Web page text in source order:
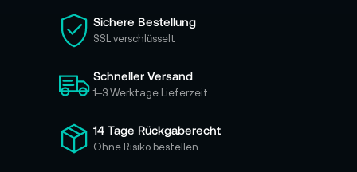
i
e
s
c
h
ü
r
u
Sichere Bestellung
SSL verschlüsselt
Schneller Versand
1–3 Werktage Lieferzeit
14 Tage Rückgaberecht
Ohne Risiko bestellen